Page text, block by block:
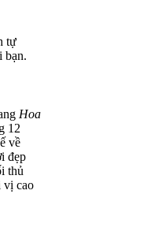
tự
bạn.
Hoa
12
về
đẹp
thủ
vị cao